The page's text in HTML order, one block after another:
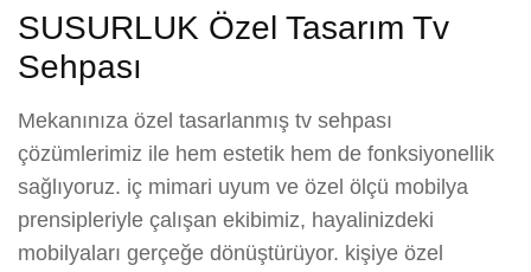
SUSURLUK Özel Tasarım Tv
Sehpası
Mekanınıza özel tasarlanmış tv sehpası
çözümlerimiz ile hem estetik hem de fonksiyonellik
sağlıyoruz. iç mimari uyum ve özel ölçü mobilya
prensipleriyle çalışan ekibimiz, hayalinizdeki
mobilyaları gerçeğe dönüştürüyor. kişiye özel